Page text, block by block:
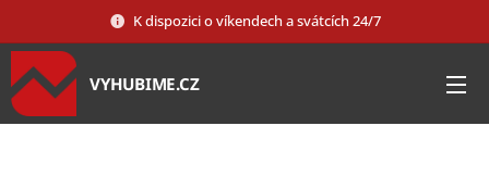
K dispozici o víkendech a svátcích 24/7
VYHUBIME.CZ